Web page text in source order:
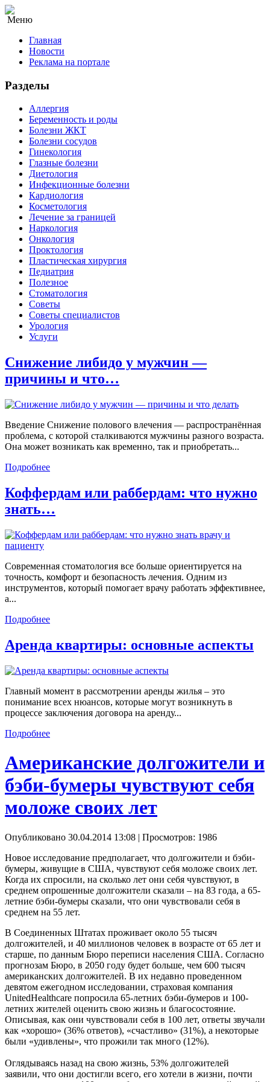
Меню
Главная
Новости
Реклама на портале
Разделы
Аллергия
Беременность и роды
Болезни ЖКТ
Болезни сосудов
Гинекология
Глазные болезни
Диетология
Инфекционные болезни
Кардиология
Косметология
Лечение за границей
Наркология
Онкология
Проктология
Пластическая хирургия
Педиатрия
Полезное
Стоматология
Советы
Советы специалистов
Урология
Услуги
Снижение либидо у мужчин —
причины и что…
Введение Снижение полового влечения — распространённая
проблема, с которой сталкиваются мужчины разного возраста.
Она может возникать как временно, так и приобретать...
Подробнее
Коффердам или раббердам: что нужно
знать…
Современная стоматология все больше ориентируется на
точность, комфорт и безопасность лечения. Одним из
инструментов, который помогает врачу работать эффективнее,
а...
Подробнее
Аренда квартиры: основные аспекты
Главный момент в рассмотрении аренды жилья – это
понимание всех нюансов, которые могут возникнуть в
процессе заключения договора на аренду...
Подробнее
Американские долгожители и
бэби-бумеры чувствуют себя
моложе своих лет
Опубликовано 30.04.2014 13:08 | Просмотров: 1986
Новое исследование предполагает, что долгожители и бэби-
бумеры, живущие в США, чувствуют себя моложе своих лет.
Когда их спросили, на сколько лет они себя чувствуют, в
среднем опрошенные долгожители сказали – на 83 года, а 65-
летние бэби-бумеры сказали, что они чувствовали себя в
среднем на 55 лет.
В Соединенных Штатах проживает около 55 тысяч
долгожителей, и 40 миллионов человек в возрасте от 65 лет и
старше, по данным Бюро переписи населения США. Согласно
прогнозам Бюро, в 2050 году будет больше, чем 600 тысяч
американских долгожителей. В их недавно проведенном
девятом ежегодном исследовании, страховая компания
UnitedHealthcare попросила 65-летних бэби-бумеров и 100-
летних жителей оценить свою жизнь и благосостояние.
Описывая, как они чувствовали себя в 100 лет, ответы звучали
как «хорошо» (36% ответов), «счастливо» (31%), а некоторые
были «удивлены», что прожили так много (12%).
Оглядываясь назад на свою жизнь, 53% долгожителей
заявили, что они достигли всего, его хотели в жизни, почти